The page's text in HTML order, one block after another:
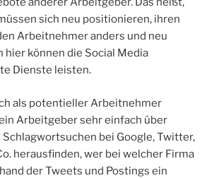
sich neu positionieren, ihren
Arbeitnehmer anders und neu
hier können die Social Media
Dienste leisten.
als potentieller Arbeitnehmer
Arbeitgeber sehr einfach über
bei Google, Twitter,
herausfinden, wer bei welcher Firma
der Tweets und Postings ein